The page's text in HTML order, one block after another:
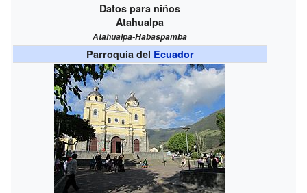
Datos para niños
Atahualpa
Atahualpa-Habaspamba
Parroquia del Ecuador